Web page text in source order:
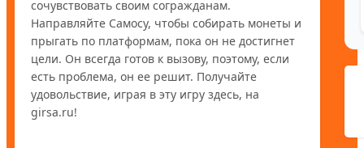
сочувствовать своим согражданам.
Направляйте Самосу, чтобы собирать монеты и
прыгать по платформам, пока он не достигнет
цели. Он всегда готов к вызову, поэтому, если
есть проблема, он ее решит. Получайте
удовольствие, играя в эту игру здесь, на
girsa.ru!